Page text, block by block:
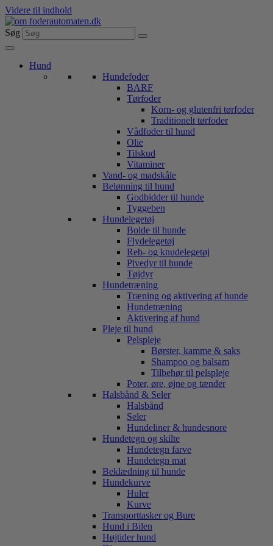
Videre til indhold
Søg
Hund
Hundefoder
BARF
Tørfoder
Korn- og glutenfri tørfoder
Traditionelt tørfoder
Vådfoder til hund
Olie
Tilskud
Vitaminer
Vand- og madskåle
Belønning til hund
Godbidder til hunde
Tyggeben
Hundelegetøj
Bolde til hunde
Flydelegetøj
Reb- og knudelegetøj
Pivedyr til hunde
Tøjdyr
Hundetræning
Træning og aktivering af hunde
Hundetræning
Aktivering af hund
Pleje til hund
Pelspleje
Børster, kamme & saks
Shampoo og balsam
Tilbehør til pelspleje
Poter, øre, øjne og tænder
Halsbånd & Seler
Halsbånd
Seler
Hundeliner & hundesnore
Hundetegn og skilte
Hundetegn farve
Hundetegn mat
Beklædning til hunde
Hundekurve
Huler
Kurve
Transporttasker og Bure
Hund i Bilen
Højtider hund